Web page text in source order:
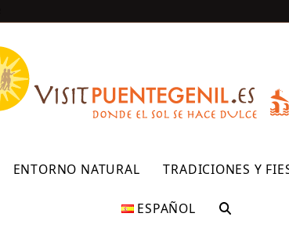
ENTORNO NATURAL TRADICIONES Y
ESPAÑOL